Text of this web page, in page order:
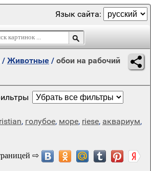
Язык сайта:
/ Животные / обои на рабочий
, голубое, море, riese, аквариум,